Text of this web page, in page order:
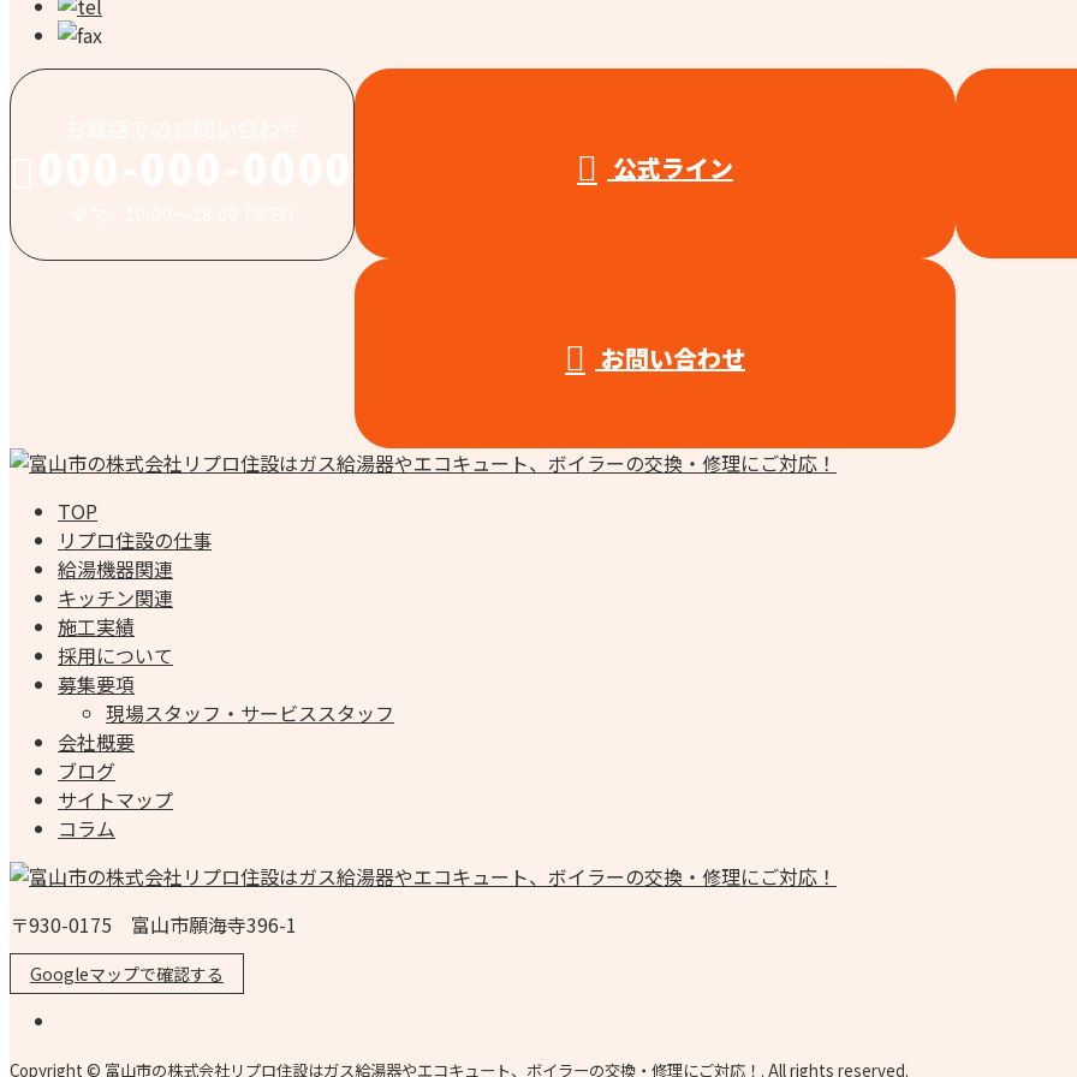
公式ライン
お問い合わせ
TOP
リプロ住設の仕事
給湯機器関連
キッチン関連
施工実績
採用について
募集要項
現場スタッフ・サービススタッフ
会社概要
ブログ
サイトマップ
コラム
〒930-0175 富山市願海寺396-1
Googleマップで確認する
Copyright © 富山市の株式会社リプロ住設はガス給湯器やエコキュート、ボイラーの交換・修理にご対応！. All rights reserved.